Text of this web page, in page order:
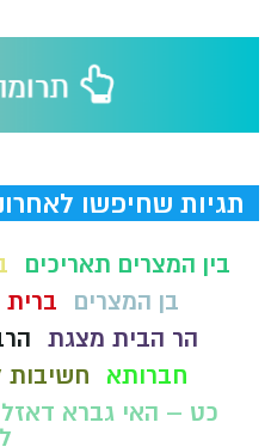
תגיות שחיפשו
בין המצרים תאריכים
בן המצרים
ברית
הר הבית מצגת
חברותא
חשיבות
כט – האי גברא